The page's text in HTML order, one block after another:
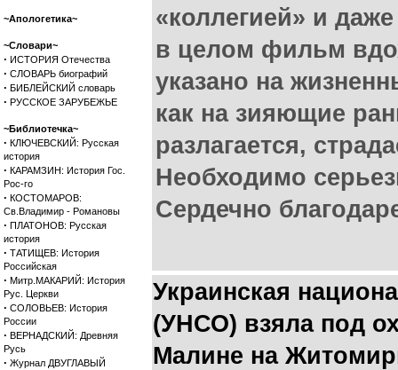
~Апологетика~
~Словари~
· ИСТОРИЯ Отечества
· СЛОВАРЬ биографий
· БИБЛЕЙСКИЙ словарь
· РУССКОЕ ЗАРУБЕЖЬЕ
~Библиотечка~
· КЛЮЧЕВСКИЙ: Русская
история
· КАРАМЗИН: История Гос.
Рос-го
· КОСТОМАРОВ:
Св.Владимир - Романовы
· ПЛАТОНОВ: Русская
история
· ТАТИЩЕВ: История
Российская
· Митр.МАКАРИЙ: История
Рус. Церкви
· СОЛОВЬЕВ: История
России
· ВЕРНАДСКИЙ: Древняя
Русь
· Журнал ДВУГЛАВЫЙ
«коллегией» и
в целом фильм
указано на
как на зияющие
разлагается,
Необходимо
Сердечно
Украинская
(УНСО) взяла под
Малине на